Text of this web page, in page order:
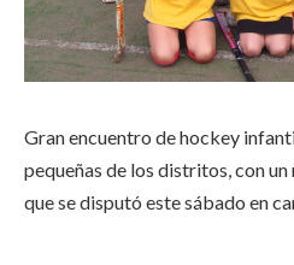
Gran encuentro de hockey
pequeñas de los distritos, con
que se disputó este sábado en